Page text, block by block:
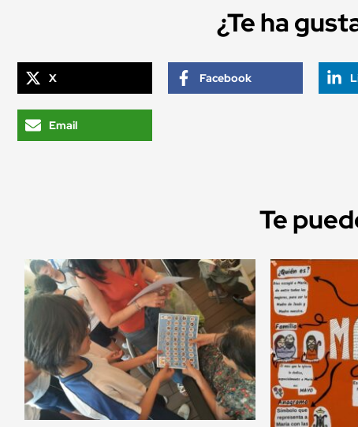
¿Te ha
X Facebook
Email
Te